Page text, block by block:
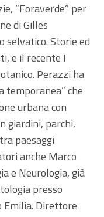
“Foraverde” per
di Gilles
selvatico. Storie ed
e il recente I
Perazzi ha
temporanea” che
urbana con
giardini, parchi,
paesaggi
anche Marco
e Neurologia, già
presso
Emilia. Direttore